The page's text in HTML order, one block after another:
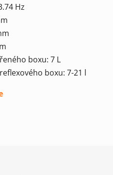
Hz
boxu: 7 L
boxu: 7-21 l